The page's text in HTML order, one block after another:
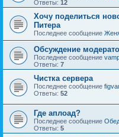
Ответы: 12
Хочу поделиться
Питера
Последнее сообщение
Обсуждение
Последнее сообщение
Ответы: 7
Чистка сервера
Последнее сообщение
Ответы: 52
Где аплоад?
Последнее сообщение
Ответы: 5